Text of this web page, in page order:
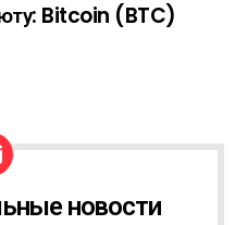
Bitcoin (BTC)
новости